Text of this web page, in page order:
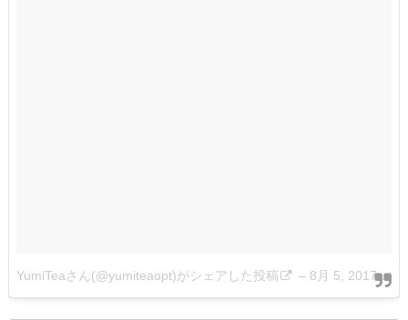
YumiTeaさん(@yumiteaopt)がシェアした投稿 – 8月 5, 2017 at 4:15午前 PDT